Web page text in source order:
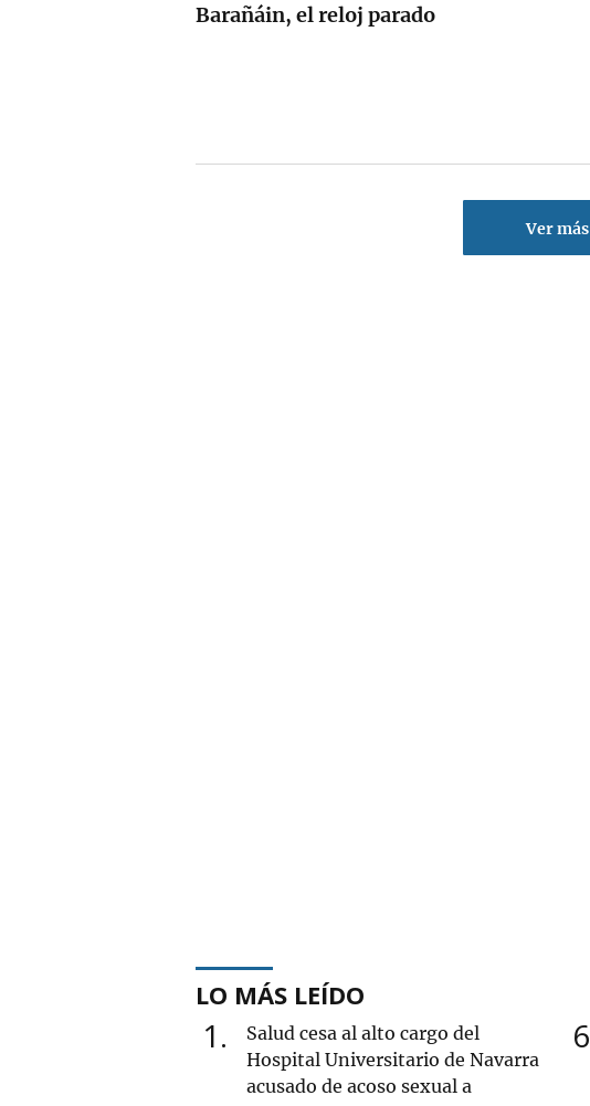
Barañáin, el reloj parado
Ver más
LO MÁS LEÍDO
1
Salud cesa al alto cargo del
Hospital Universitario de Navarra
acusado de acoso sexual a
6